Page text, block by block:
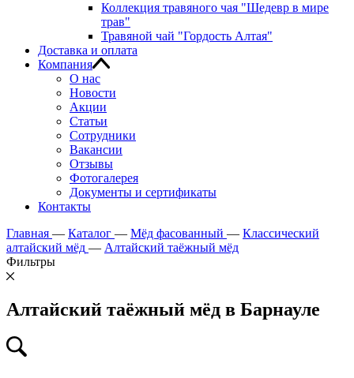
Коллекция травяного чая "Шедевр в мире
трав"
Травяной чай "Гордость Алтая"
Доставка и оплата
Компания
О нас
Новости
Акции
Статьи
Сотрудники
Вакансии
Отзывы
Фотогалерея
Документы и сертификаты
Контакты
Главная — Каталог — Мёд фасованный — Классический
алтайский мёд — Алтайский таёжный мёд
Фильтры
Алтайский таёжный мёд в Барнауле